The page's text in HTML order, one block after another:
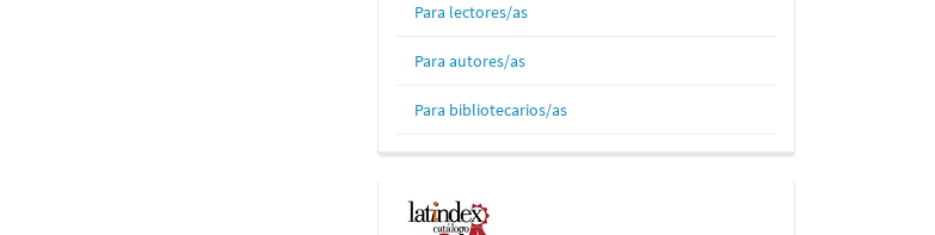
Para lectores/as
Para autores/as
Para bibliotecarios/as
Indexaciones